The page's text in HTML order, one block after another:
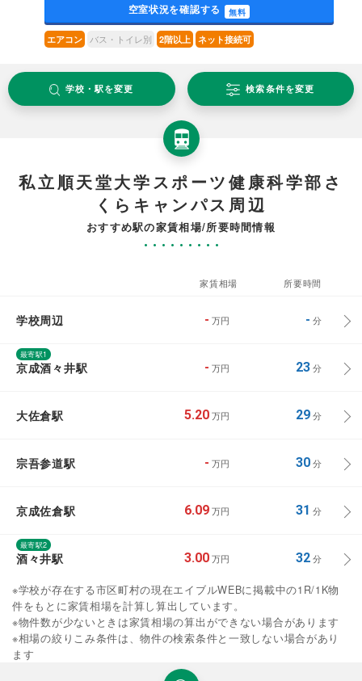
空室状況を確認する 無料
エアコン バス・トイレ別 2階以上 ネット接続可
学校・駅を変更 検索条件を変更
私立順天堂大学スポーツ健康科学部さ
くらキャンパス周辺
おすすめ駅の家賃相場/所要時間情報
家賃相場 所要時間
学校周辺 - 万円 - 分
最寄駅1
京成酒々井駅 - 万円 23分
大佐倉駅 5.20 万円 29分
宗吾参道駅 - 万円 30分
京成佐倉駅 6.09 万円 31 分
最寄駅2
酒々井駅 3.00 万円 32分
※学校が存在する市区町村の現在エイブルWEBに掲載中の1R/1K物
件をもとに家賃相場を計算し算出しています。
※物件数が少ないときは家賃相場の算出ができない場合があります
※相場の絞りこみ条件は、物件の検索条件と一致しない場合があり
ます